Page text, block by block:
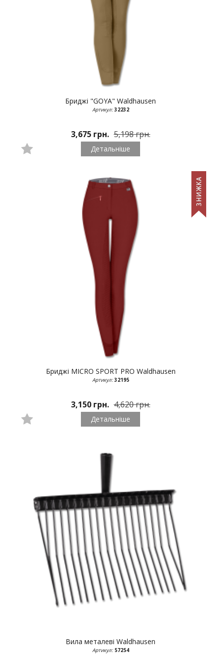
Бриджі "GOYA" Waldhausen
Артикул:32232
3,675 грн. 5,198 грн.
Детальніше
Бриджі MICRO SPORT PRO Waldhausen
Артикул:32195
3,150 грн. 4,620 грн.
Детальніше
Вила металеві Waldhausen
Артикул:57254